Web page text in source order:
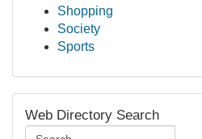
Shopping
Society
Sports
Web Directory Search